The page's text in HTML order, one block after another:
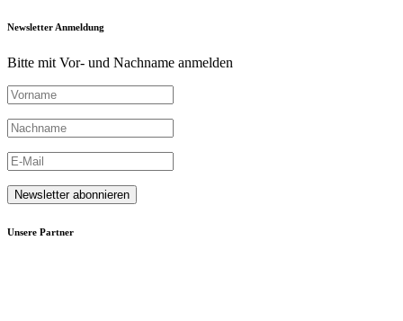
Newsletter Anmeldung
Bitte mit Vor- und Nachname anmelden
Unsere Partner